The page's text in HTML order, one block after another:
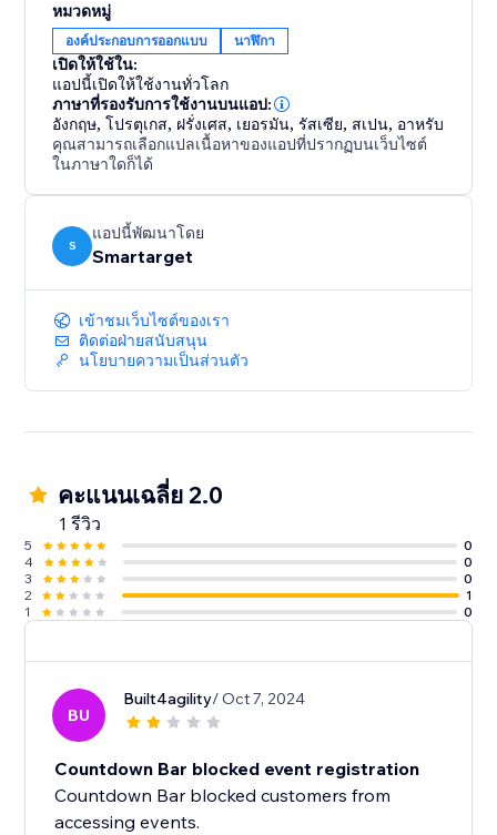
enhance user experience, drive conversions, and
make your announcements more impactful.
หมวดหมู่
องค์ประกอบการออกแบบ นาฬิกา
เปิดให้ใช้ใน:
แอปนี้เปิดให้ใช้งานทั่วโลก
ภาษาที่รองรับการใช้งานบนแอป:
อังกฤษ,โปรตุเกส, ฝรั่งเศส, เยอรมัน,รัสเซีย, สเปน, อาหรับ
คุณสามารถเลือกแปลเนื้อหาของแอปที่ปรากฏบนเว็บไซต์
ในภาษาใดก็ได้
S
แอปนี้พัฒนาโดย
Smartarget
เข้าชมเว็บไซต์ของเรา
ติดต่อฝ่ายสนับสนุน
นโยบายความเป็นส่วนตัว
คะแนนเฉลี่ย 2.0
1 รีวิว
5
0
4
0
3
0
2
1
1
0
BU
Built4agility/ Oct 7, 2024
Countdown Bar blocked event registration
Countdown Bar blocked customers from
accessing events.